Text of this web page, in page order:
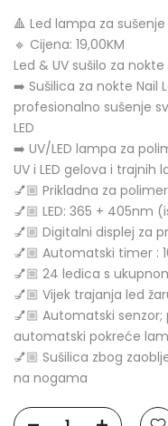
🔺 Led lampa za
🔹 Cijena: 19,00KM
Led & UV sušilo za nokte
➡️ Sušilica za nokte Nail
profesionalno sušenje
LED
➡️ UV/LED lampa za
UV i LED gelova i trajnih
💅🏼 Prikladna za
💅🏼 LED: 365 + 405nm
💅🏼 Digitalni displej za
💅🏼 Automatski timer :
💅🏼 24 ledica s
💅🏼 Vijek trajanja led
💅🏼 Automatski
automatski pokreće
💅🏼 Sušilica zbog
na nogama